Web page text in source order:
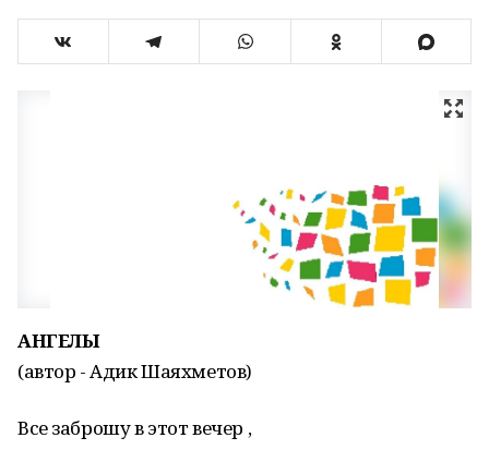
АНГЕЛЫ
(автор - Адик Шаяхметов)
Все заброшу в этот вечер ,